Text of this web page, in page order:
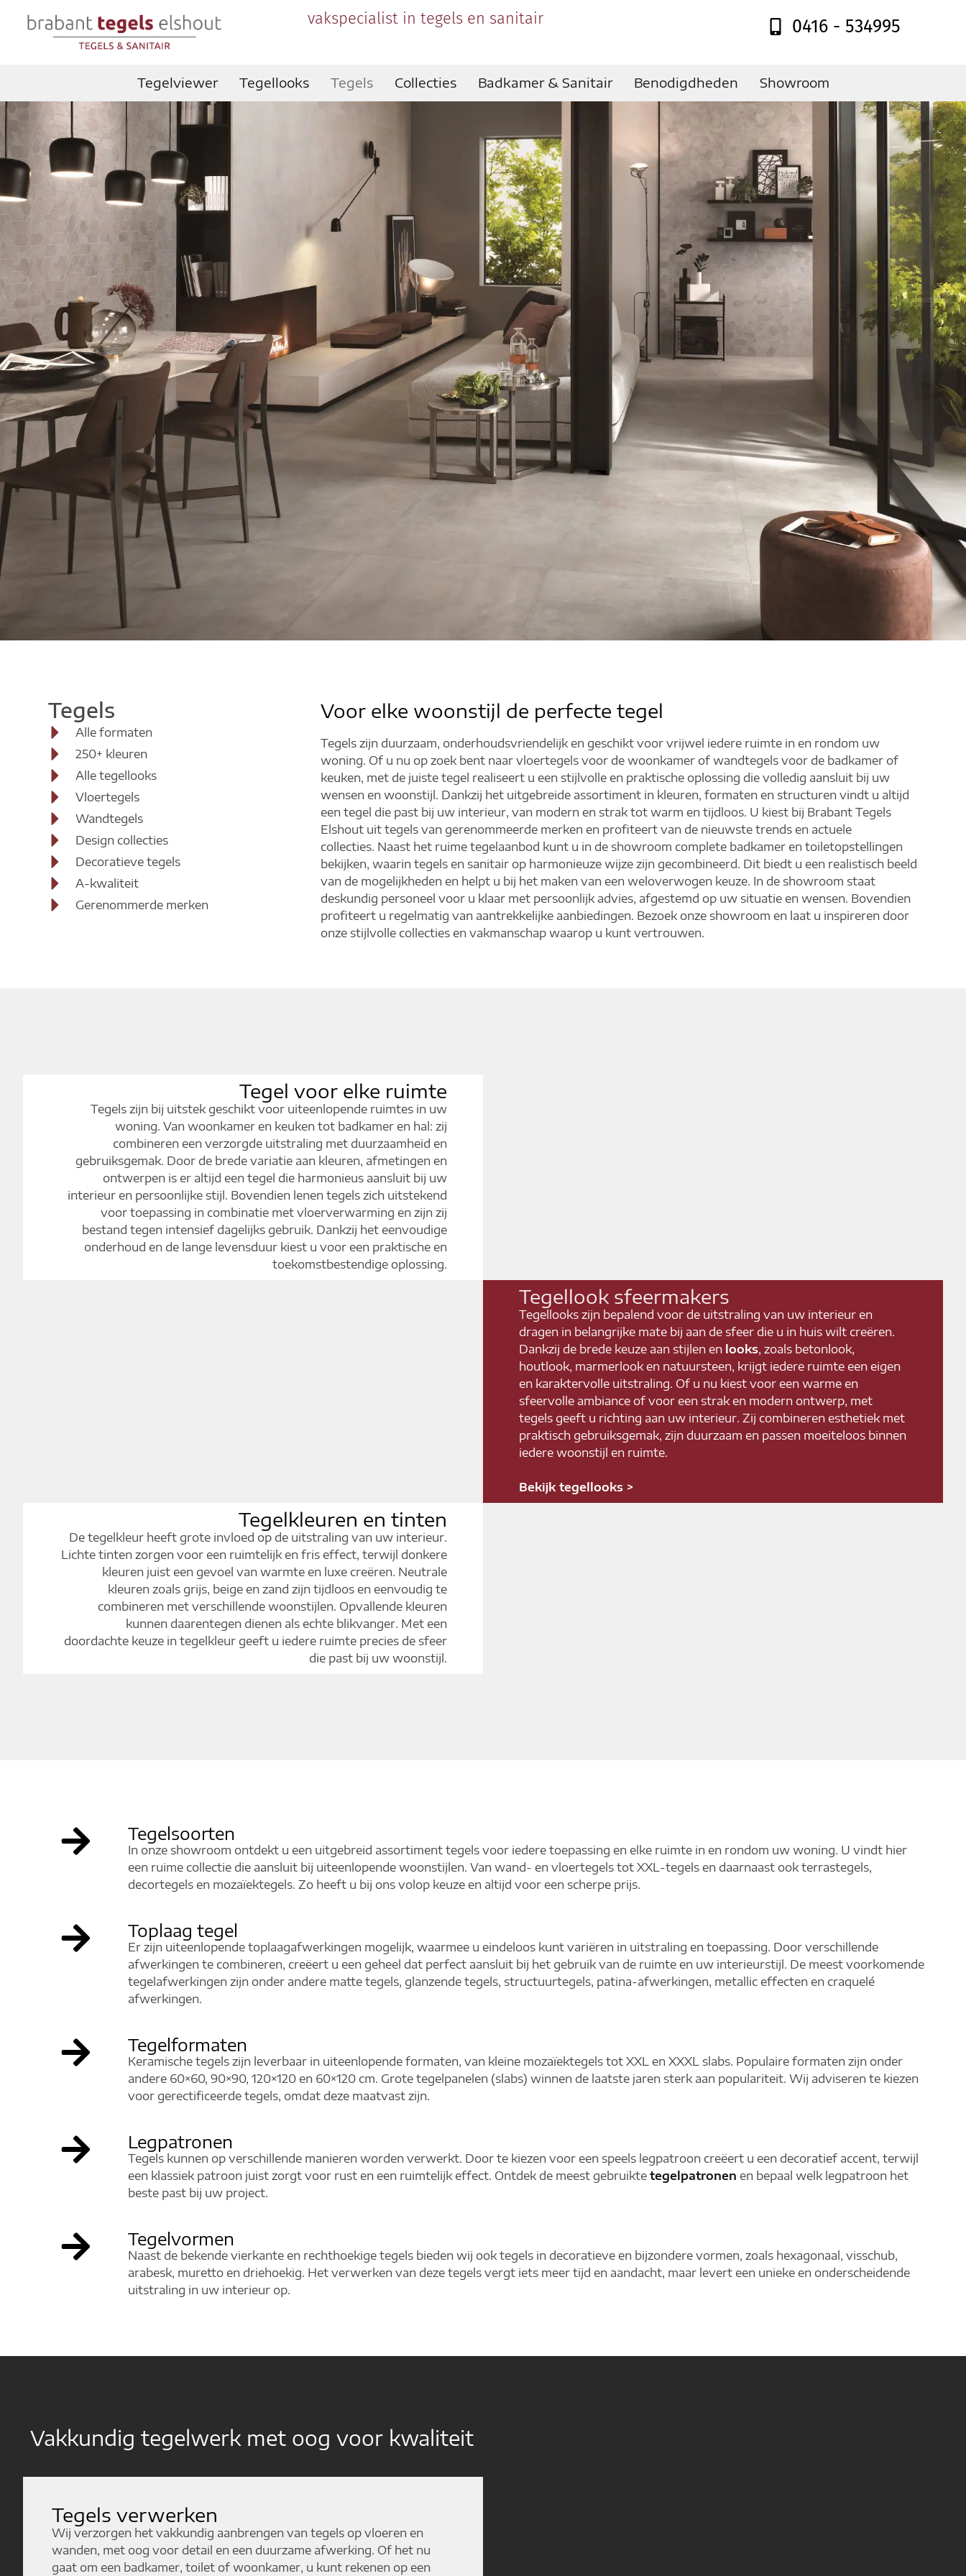
vakspecialist in tegels en sanitair 0416 - 534995
Tegelviewer Tegellooks Tegels Collecties Badkamer & Sanitair Benodigdheden Showroom
Tegels
Brabant Tegels
Elshout
Voor elke woonstijl de perfecte tegel
Tegels zijn duurzaam, onderhoudsvriendelijk en geschikt voor vrijwel iedere ruimte in en rondom uw
woning. Of u nu op zoek bent naar vloertegels voor de woonkamer of wandtegels voor de badkamer of
keuken, met de juiste tegel realiseert u een stijlvolle en praktische oplossing die volledig aansluit bij uw
wensen en woonstijl. Dankzij het uitgebreide assortiment in kleuren, formaten en structuren vindt u altijd
een tegel die past bij uw interieur, van modern en strak tot warm en tijdloos. U kiest bij Brabant Tegels
Elshout uit tegels van gerenommeerde merken en profiteert van de nieuwste trends en actuele
collecties. Naast het ruime tegelaanbod kunt u in de showroom complete badkamer en toiletopstellingen
bekijken, waarin tegels en sanitair op harmonieuze wijze zijn gecombineerd. Dit biedt u een realistisch beeld
van de mogelijkheden en helpt u bij het maken van een weloverwogen keuze. In de showroom staat
deskundig personeel voor u klaar met persoonlijk advies, afgestemd op uw situatie en wensen. Bovendien
profiteert u regelmatig van aantrekkelijke aanbiedingen. Bezoek onze showroom en laat u inspireren door
onze stijlvolle collecties en vakmanschap waarop u kunt vertrouwen.
Tegels
Alle formaten
250+ kleuren
Alle tegellooks
Vloertegels
Wandtegels
Design collecties
Decoratieve tegels
A-kwaliteit
Gerenommerde merken
Tegel voor elke ruimte
Tegels zijn bij uitstek geschikt voor uiteenlopende ruimtes in uw
woning. Van woonkamer en keuken tot badkamer en hal: zij
combineren een verzorgde uitstraling met duurzaamheid en
gebruiksgemak. Door de brede variatie aan kleuren, afmetingen en
ontwerpen is er altijd een tegel die harmonieus aansluit bij uw
interieur en persoonlijke stijl. Bovendien lenen tegels zich uitstekend
voor toepassing in combinatie met vloerverwarming en zijn zij
bestand tegen intensief dagelijks gebruik. Dankzij het eenvoudige
onderhoud en de lange levensduur kiest u voor een praktische en
toekomstbestendige oplossing.
Tegellook sfeermakers
Tegellooks zijn bepalend voor de uitstraling van uw interieur en
dragen in belangrijke mate bij aan de sfeer die u in huis wilt creëren.
Dankzij de brede keuze aan stijlen en looks, zoals betonlook,
houtlook, marmerlook en natuursteen, krijgt iedere ruimte een eigen
en karaktervolle uitstraling. Of u nu kiest voor een warme en
sfeervolle ambiance of voor een strak en modern ontwerp, met
tegels geeft u richting aan uw interieur. Zij combineren esthetiek met
praktisch gebruiksgemak, zijn duurzaam en passen moeiteloos binnen
iedere woonstijl en ruimte.
Bekijk tegellooks >
Tegelkleuren en tinten
De tegelkleur heeft grote invloed op de uitstraling van uw interieur.
Lichte tinten zorgen voor een ruimtelijk en fris effect, terwijl donkere
kleuren juist een gevoel van warmte en luxe creëren. Neutrale
kleuren zoals grijs, beige en zand zijn tijdloos en eenvoudig te
combineren met verschillende woonstijlen. Opvallende kleuren
kunnen daarentegen dienen als echte blikvanger. Met een
doordachte keuze in tegelkleur geeft u iedere ruimte precies de sfeer
die past bij uw woonstijl.
Tegelsoorten
In onze showroom ontdekt u een uitgebreid assortiment tegels voor iedere toepassing en elke ruimte in en rondom uw woning. U vindt hier
een ruime collectie die aansluit bij uiteenlopende woonstijlen. Van wand- en vloertegels tot XXL-tegels en daarnaast ook terrastegels,
decortegels en mozaïektegels. Zo heeft u bij ons volop keuze en altijd voor een scherpe prijs.
Toplaag tegel
Er zijn uiteenlopende toplaagafwerkingen mogelijk, waarmee u eindeloos kunt variëren in uitstraling en toepassing. Door verschillende
afwerkingen te combineren, creëert u een geheel dat perfect aansluit bij het gebruik van de ruimte en uw interieurstijl. De meest voorkomende
tegelafwerkingen zijn onder andere matte tegels, glanzende tegels, structuurtegels, patina-afwerkingen, metallic effecten en craquelé
afwerkingen.
Tegelformaten
Keramische tegels zijn leverbaar in uiteenlopende formaten, van kleine mozaïektegels tot XXL en XXXL slabs. Populaire formaten zijn onder
andere 60×60, 90×90, 120×120 en 60×120 cm. Grote tegelpanelen (slabs) winnen de laatste jaren sterk aan populariteit. Wij adviseren te kiezen
voor gerectificeerde tegels, omdat deze maatvast zijn.
Legpatronen
Tegels kunnen op verschillende manieren worden verwerkt. Door te kiezen voor een speels legpatroon creëert u een decoratief accent, terwijl
een klassiek patroon juist zorgt voor rust en een ruimtelijk effect. Ontdek de meest gebruikte tegelpatronen en bepaal welk legpatroon het
beste past bij uw project.
Tegelvormen
Naast de bekende vierkante en rechthoekige tegels bieden wij ook tegels in decoratieve en bijzondere vormen, zoals hexagonaal, visschub,
arabesk, muretto en driehoekig. Het verwerken van deze tegels vergt iets meer tijd en aandacht, maar levert een unieke en onderscheidende
uitstraling in uw interieur op.
Vakkundig tegelwerk met oog voor kwaliteit
Tegels verwerken
Wij verzorgen het vakkundig aanbrengen van tegels op vloeren en
wanden, met oog voor detail en een duurzame afwerking. Of het nu
gaat om een badkamer, toilet of woonkamer, u kunt rekenen op een